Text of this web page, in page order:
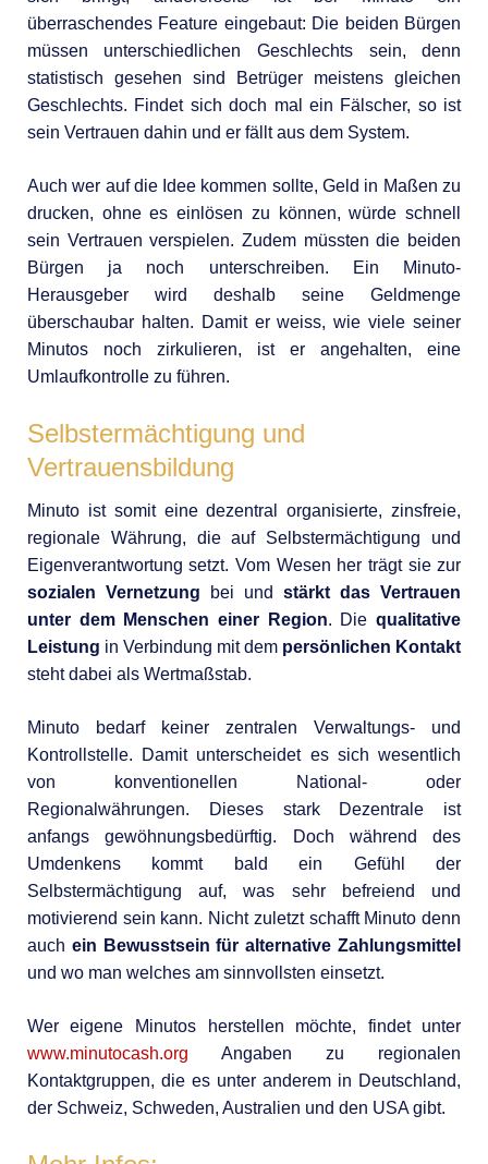
überraschendes Feature eingebaut: Die beiden Bürgen
müssen unterschiedlichen Geschlechts sein, denn
statistisch gesehen sind Betrüger meistens gleichen
Geschlechts. Findet sich doch mal ein Fälscher, so ist
sein Vertrauen dahin und er fällt aus dem System.
Auch wer auf die Idee kommen sollte, Geld in Maßen zu
drucken, ohne es einlösen zu können, würde schnell
sein Vertrauen verspielen. Zudem müssten die beiden
Bürgen ja noch unterschreiben. Ein Minuto-
Herausgeber wird deshalb seine Geldmenge
überschaubar halten. Damit er weiss, wie viele seiner
Minutos noch zirkulieren, ist er angehalten, eine
Umlaufkontrolle zu führen.
Selbstermächtigung und
Vertrauensbildung
Minuto ist somit eine dezentral organisierte, zinsfreie,
regionale Währung, die auf Selbstermächtigung und
Eigenverantwortung setzt. Vom Wesen her trägt sie zur
sozialen Vernetzung bei undstärkt das Vertrauen
unter dem Menschen einer Region. Diequalitative
Leistung in Verbindung mit dem persönlichen Kontakt
steht dabei als Wertmaßstab.
Minuto bedarf keiner zentralen Verwaltungs- und
Kontrollstelle. Damit unterscheidet es sich wesentlich
von konventionellen National- oder
Regionalwährungen. Dieses stark Dezentrale ist
anfangs gewöhnungsbedürftig. Doch während des
Umdenkens kommt bald ein Gefühl der
Selbstermächtigung auf, was sehr befreiend und
motivierend sein kann. Nicht zuletzt schafft Minuto denn
auch ein Bewusstsein für alternative Zahlungsmittel
und wo man welches am sinnvollsten einsetzt.
Wer eigene Minutos herstellen möchte, findet unter
www.minutocash.org Angaben zu regionalen
Kontaktgruppen, die es unter anderem in Deutschland,
der Schweiz, Schweden, Australien und den USA gibt.